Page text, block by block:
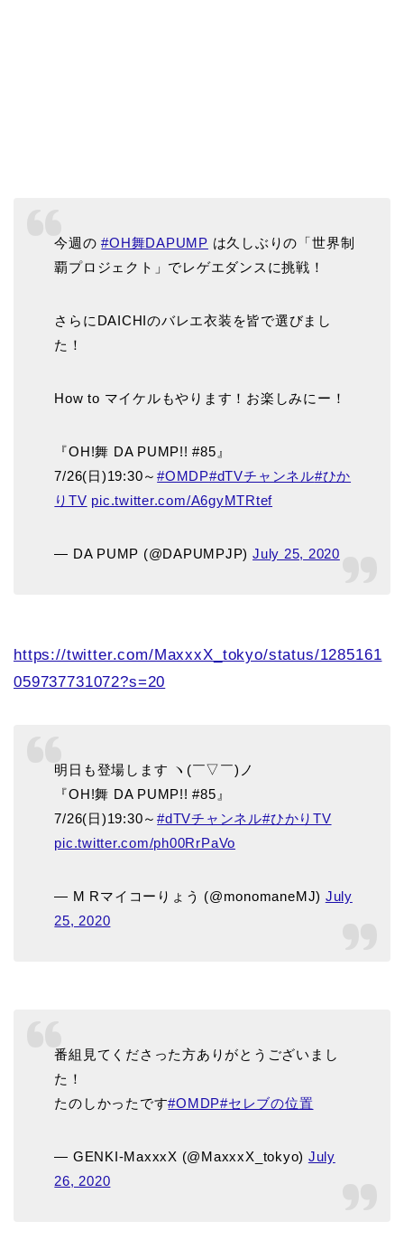
今週の#OH舞DAPUMP は久しぶりの「世界制
覇プロジェクト」でレゲエダンスに挑戦！
さらにDAICHIのバレエ衣装を皆で選びまし
た！
How to マイケルもやります！お楽しみにー！
『OH!舞 DA PUMP!! #85』
7/26(日)19:30～#OMDP#dTVチャンネル#ひか
りTV pic.twitter.com/A6gyMTRtef
— DA PUMP (@DAPUMPJP) July 25, 2020
https://twitter.com/MaxxxX_tokyo/status/1285161
059737731072?s=20
明日も登場します ヽ(￣▽￣)ノ
『OH!舞 DA PUMP!! #85』
7/26(日)19:30～#dTVチャンネル#ひかりTV
pic.twitter.com/ph00RrPaVo
— M Rマイコーりょう (@monomaneMJ) July
25, 2020
番組見てくださった方ありがとうございまし
た！
たのしかったです#OMDP#セレブの位置
— GENKI-MaxxxX (@MaxxxX_tokyo) July
26, 2020